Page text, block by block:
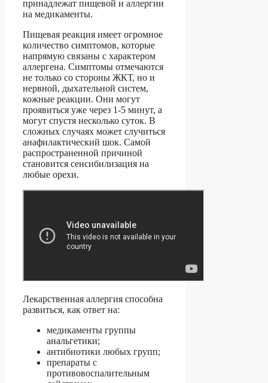
принадлежат пищевой и аллергии
на медикаменты.
Пищевая реакция имеет огромное
количество симптомов, которые
напрямую связаны с характером
аллергена. Симптомы отмечаются
не только со стороны ЖКТ, но и
нервной, дыхательной систем,
кожные реакции. Они могут
проявиться уже через 1-5 минут, а
могут спустя несколько суток. В
сложных случаях может случиться
анафилактический шок. Самой
распространенной причиной
становится сенсибилизация на
любые орехи.
Лекарственная аллергия способна
развиться, как ответ на:
медикаменты группы
анальгетики;
антибиотики любых групп;
препараты с
противовоспалительным